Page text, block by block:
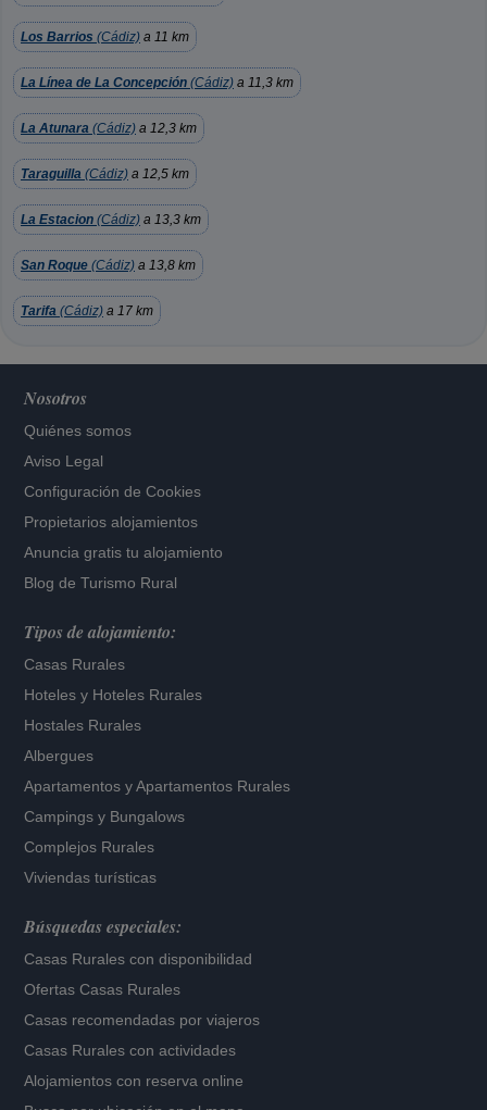
Los Barrios (Cádiz) a 11 km
La Línea de La Concepción (Cádiz) a 11,3 km
La Atunara (Cádiz) a 12,3 km
Taraguilla (Cádiz) a 12,5 km
La Estacion (Cádiz) a 13,3 km
San Roque (Cádiz) a 13,8 km
Tarifa (Cádiz) a 17 km
Nosotros
Quiénes somos
Aviso Legal
Configuración de Cookies
Propietarios alojamientos
Anuncia gratis tu alojamiento
Blog de Turismo Rural
Tipos de alojamiento:
Casas Rurales
Hoteles y Hoteles Rurales
Hostales Rurales
Albergues
Apartamentos yApartamentos Rurales
Campings y Bungalows
Complejos Rurales
Viviendas turísticas
Búsquedas especiales:
Casas Rurales con disponibilidad
Ofertas Casas Rurales
Casas recomendadas por viajeros
Casas Rurales con actividades
Alojamientos con reserva online